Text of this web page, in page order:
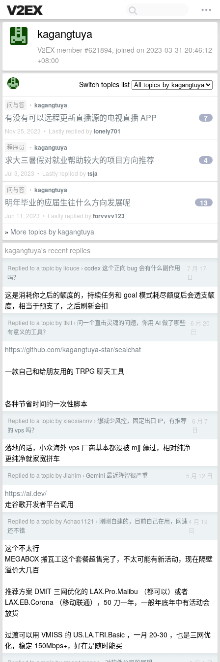
kagangtuya
V2EX member #621894, joined on 2023-03-31 20:46:12
+08:00
Switch topics list
问与答 • kagangtuya
有没有可以远程更新直播源的电视直播 APP
Nov 25, 2023 • Lastly replied bylonely701
7
程序员 • kagangtuya
求大三暑假对就业帮助较大的项目方向推荐
Jul 3, 2023 • Lastly replied bytsja
4
问与答 • kagangtuya
明年毕业的应届生往什么方向发展呢
Jun 11, 2023 • Lastly replied byforvvvv123
13
» More topics by kagangtuya
kagangtuya's recent replies
Replied to a topic by iiduce › codex 这个正向 bug 会有什么副作用
吗？
7 月 17
日
这是消耗你之后的额度的，持续任务和 goal 模式耗尽额度后会透支额
度，相当于预支了，之后刷新会扣
Replied to a topic by ttkit › 问一个直击灵魂的问题，你用 AI 做了哪些
有意义的工具？
6 月 20
日
https://github.com/kagangtuya-star/sealchat
一款自己和给朋友用的 TRPG 聊天工具
各种节省时间的一次性脚本
Replied to a topic by xiaoxiannv › 想减少风控，固定出口 IP，有推荐
的 vps 吗？
6 月 7
日
落地的话，小众海外 vps 厂商基本都没被 mjj 薅过，相对纯净
更纯净就家宽拼车
Replied to a topic by Jiahim › Gemini 最近降智很严重 5 月 12 日
https://ai.dev/
走谷歌开发者平台调用
Replied to a topic by Achao1121 › 刚刚自建的，目前自己在用，网速
还不错
4 月 19
日
这个不太行
MEGABOX 搬瓦工这个套餐超售完了，不太可能有新活动，现在隔壁
溢价大几百
推荐方案 DMIT 三网优化的 LAX.Pro.Malibu （都可以）或者
LAX.EB.Corona （移动联通），50 刀一年，一般年底年中有活动会
放货
过渡可以用 VMISS 的 US.LA.TRI.Basic ，一月 20-30 ，也是三网优
化，稳定 150Mbps+，好在是随时能买